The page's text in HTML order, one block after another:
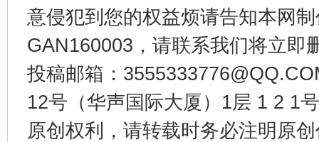
意侵犯到您的权益烦请告知本网
GAN160003，请联系我们将立即
投稿邮箱：
12号（华声国际大厦）1层 1 2 1
原创权利，请转载时务必注明原